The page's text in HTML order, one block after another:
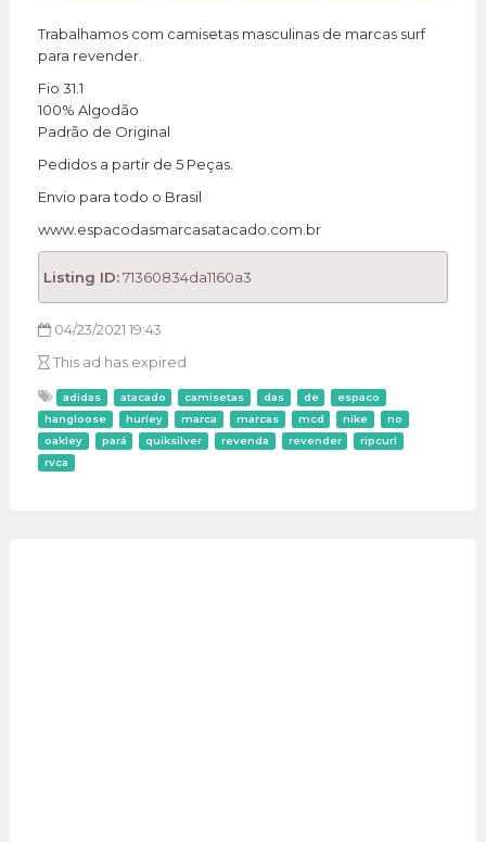
Trabalhamos com camisetas masculinas de marcas surf
para revender.
Fio 31.1
100% Algodão
Padrão de Original
Pedidos a partir de 5 Peças.
Envio para todo o Brasil
www.espacodasmarcasatacado.com.br
Listing ID:71360834da1160a3
04/23/2021 19:43
This ad has expired
adidas atacado camisetas das de
espaco
hangloose
hurley marca marcas mcd nike
no
oakley
pará quiksilver revenda revender
ripcurl
rvca